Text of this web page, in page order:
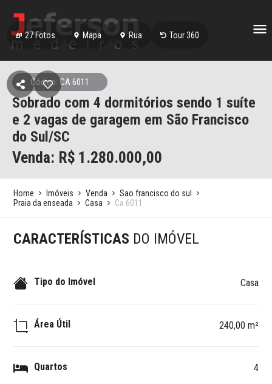
27Fotos Mapa Rua Tour 360
Código: CA 6011
Sobrado com 4 dormitórios sendo 1 suíte
e 2 vagas de garagem em São Francisco
do Sul/SC
Venda: R$ 1.280.000,00
Home Imóveis Venda
Sao francisco do sul
Praia da enseada
Casa Ca 6011
CARACTERÍSTICAS DO IMÓVEL
Tipo do Imóvel Casa
Área Útil 240,00 m²
Quartos 4